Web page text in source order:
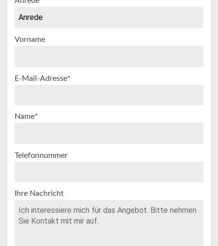
Vorname
E-Mail-Adresse*
Name*
Telefonnummer
Ihre Nachricht